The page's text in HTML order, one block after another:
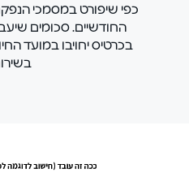
כפי שיפורט במסמכי
החודשיים. סכומים
בכרטיס יחויבו במועד